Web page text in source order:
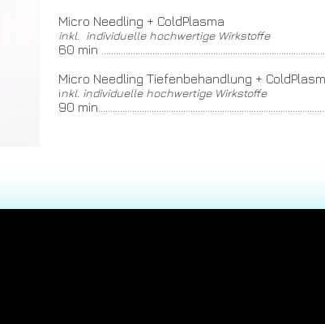
Micro Needling + ColdPlasma
inkl. individuelle hochwertige Wirkstoffe
60 min
Micro Needling Tiefenbehandlung +
inkl. individuelle hochwertige Wirkstoffe
90